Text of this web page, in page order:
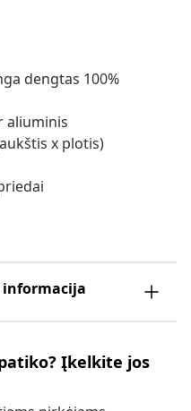
dengtas 100%
aliuminis
x plotis)
Įkelkite jos